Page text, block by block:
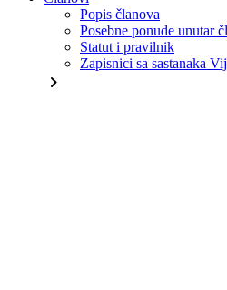
Popis članova
Posebne ponude unutar
Statut i pravilnik
Zapisnici sa sastanaka
chevron_right